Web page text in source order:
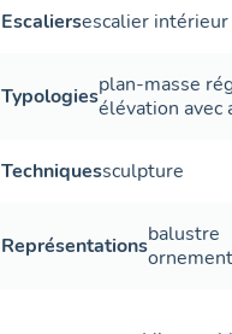
Escaliersescalier intérieur
Typologiesplan-masse
élévation avec
Techniquessculpture
Représentationsbalustre